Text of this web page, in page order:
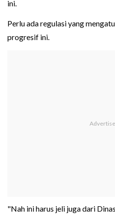
ini.
Perlu ada regulasi yang
progresif ini.
"Nah ini harus jeli juga dari